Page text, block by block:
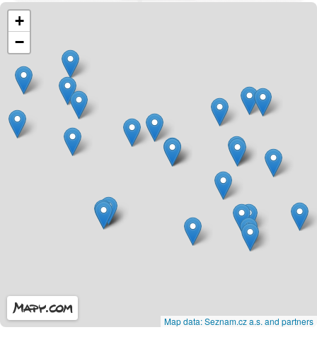
+
−
Map data: Seznam.cz a.s. and partners